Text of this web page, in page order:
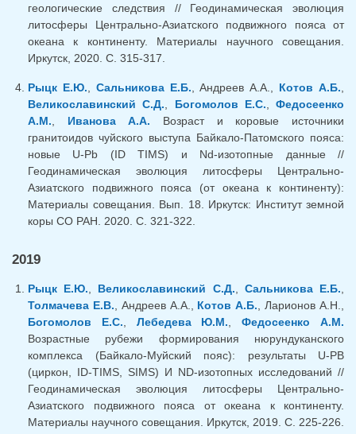
геологические следствия // Геодинамическая эволюция
литосферы Центрально-Азиатского подвижного пояса от
океана к континенту. Материалы научного совещания.
Иркутск, 2020. С. 315-317.
Рыцк Е.Ю. Сальникова Е.Б. , Андреев А.А., Котов А.Б.
Великославинский С.Д.
Богомолов Е.С.
Федосеенко
А.М.
Иванова А.А. Возраст и коровые источники
гранитоидов чуйского выступа Байкало-Патомского пояса:
новые U-Pb (ID TIMS) и Nd-изотопные данные //
Геодинамическая эволюция литосферы Центрально-
Азиатского подвижного пояса (от океана к континенту):
Материалы совещания. Вып. 18. Иркутск: Институт земной
коры СО РАН. 2020. С. 321-322.
2019
Рыцк Е.Ю., Великославинский С.Д., Сальникова Е.Б.,
Толмачева Е.В., Андреев А.А., Котов А.Б., Ларионов А.Н.,
Богомолов Е.С., Лебедева Ю.М.,Федосеенко А.М.
Возрастные рубежи формирования нюрундуканского
комплекса (Байкало-Муйский пояс): результаты U-PB
(циркон, ID-TIMS, SIMS) И ND-изотопных исследований //
Геодинамическая эволюция литосферы Центрально-
Азиатского подвижного пояса от океана к континенту.
Материалы научного совещания. Иркутск, 2019. С. 225-226.